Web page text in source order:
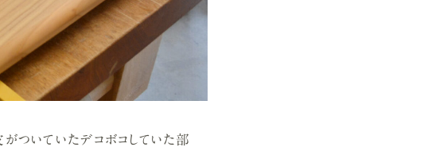
ついていたデコボコしていた部